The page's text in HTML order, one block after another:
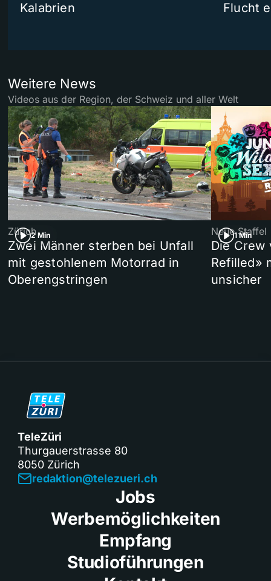
Kalabrien
Flucht
Weitere News
Videos aus der Region, der Schweiz und aller Welt
2 Min
Zürich
Zwei Männer sterben bei Unfall
mit gestohlenem Motorrad in
Oberengstringen
1 Min
Neue Staffel
Die Crew
Refilled»
unsicher
TeleZüri
Thurgauerstrasse 80
8050 Zürich
redaktion@telezueri.ch
Jobs
Werbemöglichkeiten
Empfang
Studioführungen